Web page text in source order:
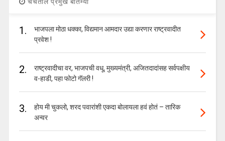
1.
भाजपला मोठा धक्का, विद्यमान आमदार उद्या करणार राष्ट्रवादीत
प्रवेश !
2.
राष्ट्रवादीचा वर, भाजपची वधू, मुख्यमंत्री, अजितदादांसह सर्वपक्षीय
व-हाडी, पहा फोटो गॅलरी !
3.
होय मी चुकलो, शरद पवारांशी एकदा बोलायला हवं होतं – तारिक
अन्वर